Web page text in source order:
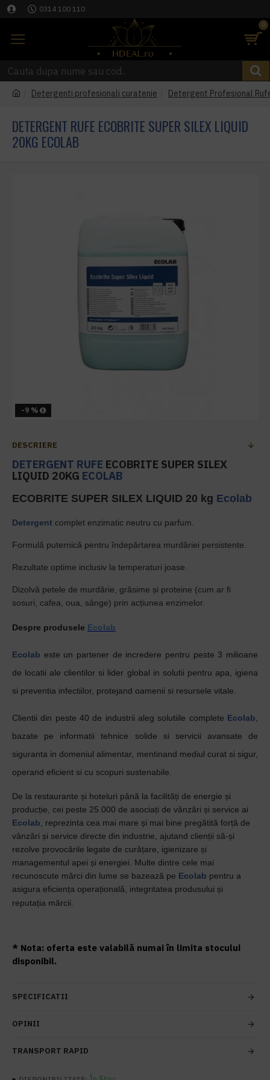
0314 100 110
0
Detergenti profesionali curatenie Detergent Profesional
DETERGENT RUFE ECOBRITE SUPER SILEX LIQUID
20KG ECOLAB
-9 %
DESCRIERE
DETERGENT RUFE ECOBRITE SUPER SILEX
LIQUID 20KG ECOLAB
ECOBRITE SUPER SILEX LIQUID 20 kg Ecolab
Detergent complet enzimatic neutru cu parfum.
Formulă puternică pentru îndepărtarea murdăriei persistente.
Rezultate optime inclusiv la temperaturi joase.
Dizolvă petele de murdărie, grăsime și proteine (cum ar fi
sosuri, cafea, oua, sânge) prin acțiunea enzimelor.
Despre produsele Ecolab
Ecolab este un partener de incredere pentru peste 3 milioane
de locatii ale clientilor si lider global in solutii pentru apa, igiena
si preventia infectiilor, protejand oamenii si resursele vitale.
Clientii din peste 40 de industrii aleg solutiile complete Ecolab
bazate pe informatii tehnice solide si servicii avansate de
siguranta in domeniul alimentar, mentinand mediul curat si sigur,
operand eficient si cu scopuri sustenabile.
De la restaurante și hoteluri până la facilități de energie și
producție, cei peste 25.000 de asociați de vânzări și service ai
Ecolab , reprezinta cea mai mare și mai bine pregătită forță de
vânzări și service directe din industrie, ajutand clienții să-și
rezolve provocările legate de curățare, igienizare și
managementul apei și energiei. Multe dintre cele mai
recunoscute mărci din lume se bazează pe Ecolab pentru a
asigura eficiența operațională, integritatea produsului și
reputația mărcii.
* Nota: oferta este valabilă numai în limita stocului
disponibil.
SPECIFICATII
OPINII
TRANSPORT RAPID